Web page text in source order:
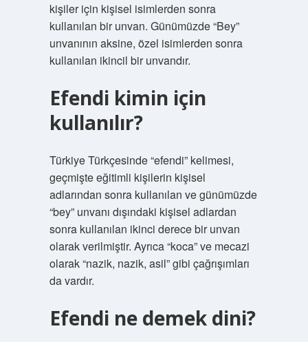
kişiler için kişisel isimlerden sonra
kullanılan bir unvan. Günümüzde “Bey”
unvanının aksine, özel isimlerden sonra
kullanılan ikincil bir unvandır.
Efendi kimin için
kullanılır?
Türkiye Türkçesinde “efendi” kelimesi,
geçmişte eğitimli kişilerin kişisel
adlarından sonra kullanılan ve günümüzde
“bey” unvanı dışındaki kişisel adlardan
sonra kullanılan ikinci derece bir unvan
olarak verilmiştir. Ayrıca “koca” ve mecazi
olarak “nazik, nazik, asil” gibi çağrışımları
da vardır.
Efendi ne demek dini?